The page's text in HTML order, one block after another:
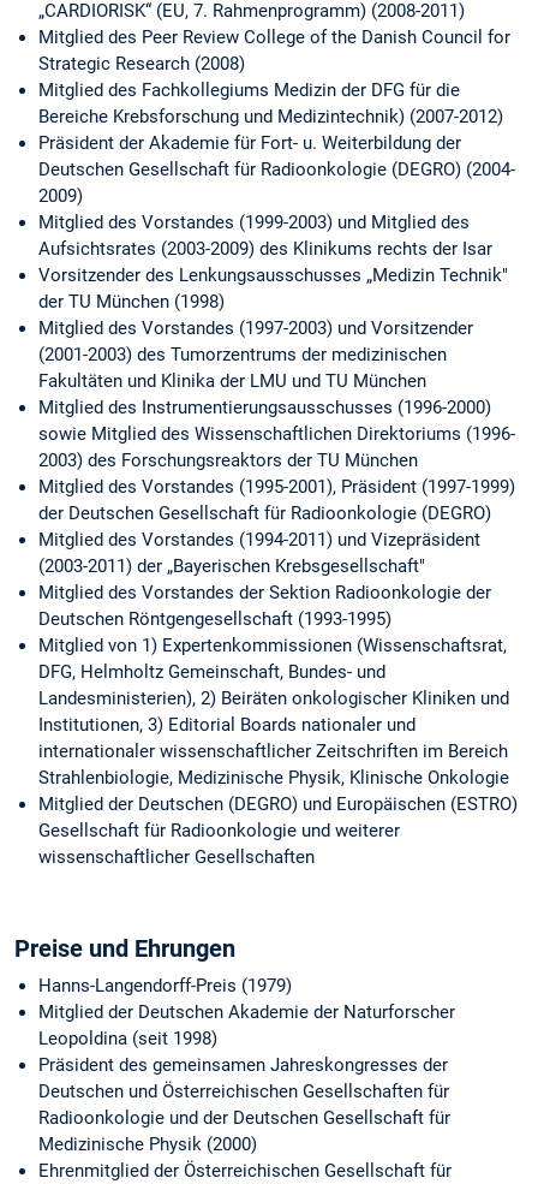
„CARDIORISK“ (EU, 7. Rahmenprogramm) (2008-2011)
Mitglied des Peer Review College of the Danish Council for
Strategic Research (2008)
Mitglied des Fachkollegiums Medizin der DFG für die
Bereiche Krebsforschung und Medizintechnik) (2007-2012)
Präsident der Akademie für Fort- u. Weiterbildung der
Deutschen Gesellschaft für Radioonkologie (DEGRO) (2004-
2009)
Mitglied des Vorstandes (1999-2003) und Mitglied des
Aufsichtsrates (2003-2009) des Klinikums rechts der Isar
Vorsitzender des Lenkungsausschusses „Medizin Technik"
der TU München (1998)
Mitglied des Vorstandes (1997-2003) und Vorsitzender
(2001-2003) des Tumorzentrums der medizinischen
Fakultäten und Klinika der LMU und TU München
Mitglied des Instrumentierungsausschusses (1996-2000)
sowie Mitglied des Wissenschaftlichen Direktoriums (1996-
2003) des Forschungsreaktors der TU München
Mitglied des Vorstandes (1995-2001), Präsident (1997-1999)
der Deutschen Gesellschaft für Radioonkologie (DEGRO)
Mitglied des Vorstandes (1994-2011) und Vizepräsident
(2003-2011) der „Bayerischen Krebsgesellschaft"
Mitglied des Vorstandes der Sektion Radioonkologie der
Deutschen Röntgengesellschaft (1993-1995)
Mitglied von 1) Expertenkommissionen (Wissenschaftsrat,
DFG, Helmholtz Gemeinschaft, Bundes- und
Landesministerien), 2) Beiräten onkologischer Kliniken und
Institutionen, 3) Editorial Boards nationaler und
internationaler wissenschaftlicher Zeitschriften im Bereich
Strahlenbiologie, Medizinische Physik, Klinische Onkologie
Mitglied der Deutschen (DEGRO) und Europäischen (ESTRO)
Gesellschaft für Radioonkologie und weiterer
wissenschaftlicher Gesellschaften
Preise und Ehrungen
Hanns-Langendorff-Preis (1979)
Mitglied der Deutschen Akademie der Naturforscher
Leopoldina (seit 1998)
Präsident des gemeinsamen Jahreskongresses der
Deutschen und Österreichischen Gesellschaften für
Radioonkologie und der Deutschen Gesellschaft für
Medizinische Physik (2000)
Ehrenmitglied der Österreichischen Gesellschaft für